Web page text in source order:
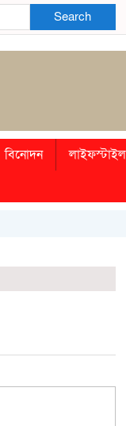
Search
বিনোদন লাইফস্টাইল